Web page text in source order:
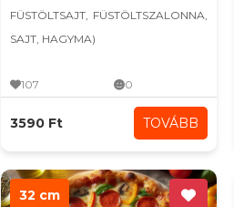
FÜSTÖLTSAJT, FÜSTÖLTSZALONNA,
SAJT, HAGYMA)
107 0
3590 Ft TOVÁBB
32 cm